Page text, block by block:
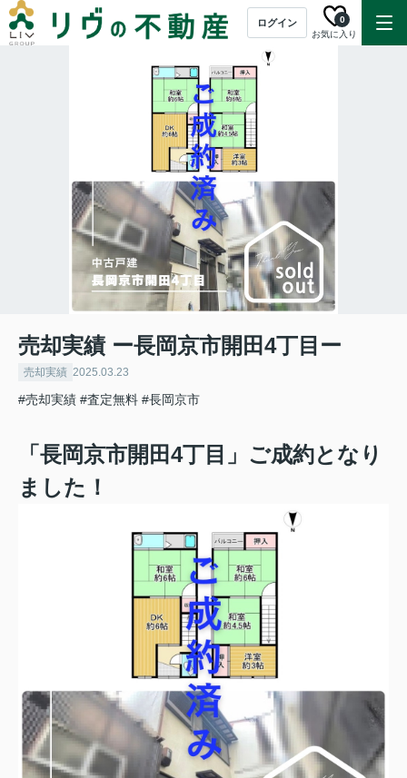
ログイン
お気に入り
0
売却実績 ー長岡京市開田4丁目ー
売却実績 2025.03.23
#売却実績 #査定無料 #長岡京市
「長岡京市開田4丁目 」ご成約となり
ました！